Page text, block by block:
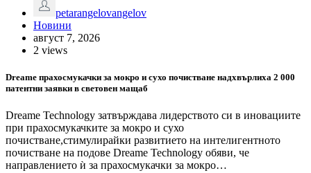
petarangelovangelov
Новини
август 7, 2026
2 views
Dreame прахосмукачки за мокро и сухо почистване надхвърлиха 2 000
патентни заявки в световен мащаб
Dreame Technology затвърждава лидерството си в иновациите
при прахосмукачките за мокро и сухо
почистване,стимулирайки развитието на интелигентното
почистване на подове Dreame Technology обяви, че
направлението ѝ за прахосмукачки за мокро…